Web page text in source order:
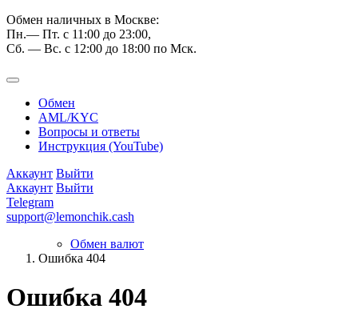
Обмен наличных в Москве:
Пн.— Пт. с 11:00 до 23:00,
Сб. — Вс. с 12:00 до 18:00 по Мск.
Обмен
AML/KYC
Вопросы и ответы
Инструкция (YouTube)
Аккаунт Выйти
Аккаунт Выйти
Telegram
support@lemonchik.cash
Обмен валют
Ошибка 404
Ошибка 404